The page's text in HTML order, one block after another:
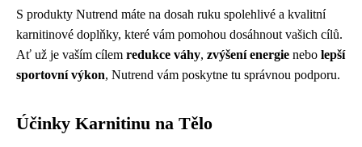
S produkty Nutrend máte na dosah ruku spolehlivé a kvalitní
karnitinové doplňky, které vám pomohou dosáhnout vašich cílů.
Ať už je vaším cílem redukce váhy, zvýšení energie nebo lepší
sportovní výkon, Nutrend vám poskytne tu správnou podporu.
Účinky Karnitinu na Tělo